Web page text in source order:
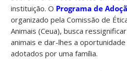
instituição. O Programa de
organizado pela Comissão de
Animais (Ceua), busca
animais e dar-lhes a
adotados por uma família.